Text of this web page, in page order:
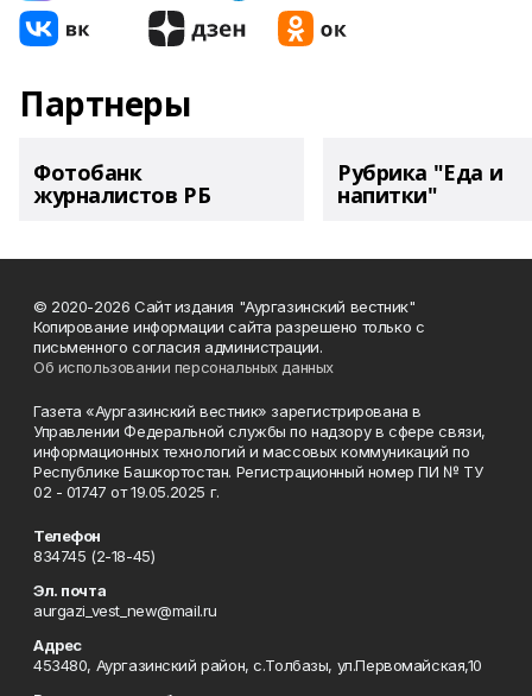
Партнеры
Фотобанк
журналистов РБ
Рубрика "Еда и
напитки"
© 2020-2026 Сайт издания "Аургазинский вестник"
Копирование информации сайта разрешено только с
письменного согласия администрации.
Об использовании персональных данных
Газета «Аургазинский вестник» зарегистрирована в
Управлении Федеральной службы по надзору в сфере связи,
информационных технологий и массовых коммуникаций по
Республике Башкортостан. Регистрационный номер ПИ № ТУ
02 - 01747 от 19.05.2025 г.
Телефон
834745 (2-18-45)
Эл. почта
aurgazi_vest_new@mail.ru
Адрес
453480, Аургазинский район, с.Толбазы, ул.Первомайская,10